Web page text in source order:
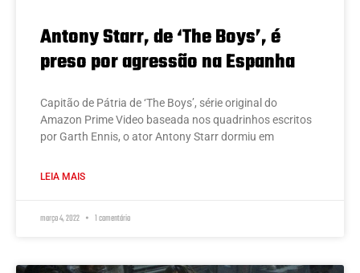
Antony Starr, de ‘The Boys’, é
preso por agressão na Espanha
Capitão de Pátria de ‘The Boys’, série original do
Amazon Prime Video baseada nos quadrinhos escritos
por Garth Ennis, o ator Antony Starr dormiu em
LEIA MAIS
março 4, 2022 1 comentário